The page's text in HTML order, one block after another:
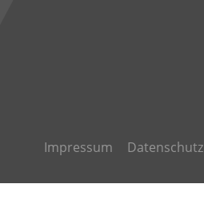
Impressum
Datenschutz